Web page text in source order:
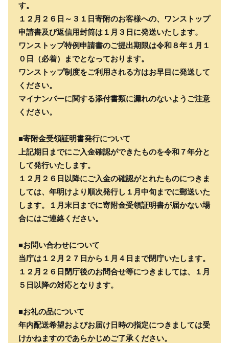
す。
１２月２６日～３１日寄附のお客様への、ワンストップ
申請書及び返信用封筒は１月３日に発送いたします。
ワンストップ特例申請書のご提出期限は令和８年１月１
０日（必着）までとなっております。
ワンストップ制度をご利用される方はお早目に発送して
ください。
マイナンバーに関する添付書類に漏れのないようご注意
ください。
■寄附金受領証明書発行について
上記期日までにご入金確認ができたものを令和７年分と
して発行いたします。
１２月２６日以降にご入金の確認がとれたものにつきま
しては、年明けより順次発行し１月中旬までに郵送いた
します。１月末日までに寄附金受領証明書が届かない場
合にはご連絡ください。
■お問い合わせについて
当庁は１２月２７日から１月４日まで閉庁いたします。
１２月２６日閉庁後のお問合せ等につきましては、１月
５日以降の対応となります。
■お礼の品について
年内配送希望およびお届け日時の指定につきましては受
けかねますのであらかじめご了承ください。